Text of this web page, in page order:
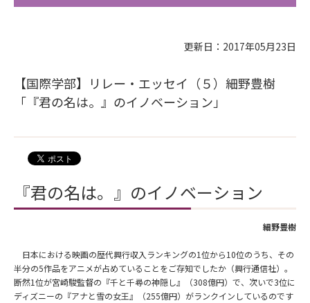
更新日：2017年05月23日
【国際学部】リレー・エッセイ（５）細野豊樹
「『君の名は。』のイノベーション」
『君の名は。』のイノベーション
細野豊樹
日本における映画の歴代興行収入ランキングの1位から10位のうち、その
半分の5作品をアニメが占めていることをご存知でしたか（興行通信社）。
断然1位が宮崎駿監督の『千と千尋の神隠し』（308億円）で、次いで3位に
ディズニーの『アナと雪の女王』（255億円）がランクインしているのです